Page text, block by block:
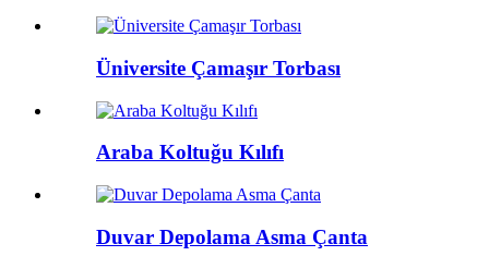
Üniversite Çamaşır Torbası
Araba Koltuğu Kılıfı
Duvar Depolama Asma Çanta